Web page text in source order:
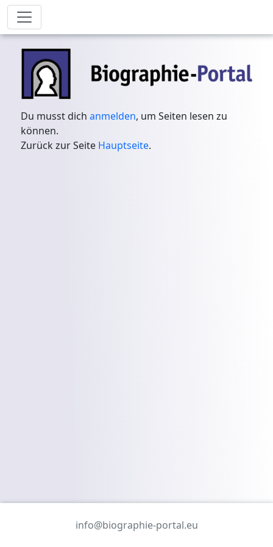
Du musst dichanmelden, um Seiten lesen zu
können.
Zurück zur Seite Hauptseite.
info@biographie-portal.eu